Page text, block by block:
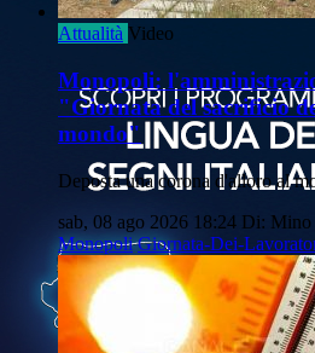
Attualità Video
Monopoli:
"Giornata del sacrificio
mondo"
Deposta una corona d'alloro al
sab, 08 ago 2026 18:24 Di: Mino
Monopoli Giornata-Dei-